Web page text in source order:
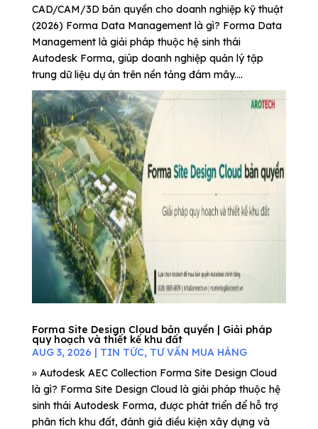
CAD/CAM/3D bản quyền cho doanh nghiệp kỹ thuật
(2026) Forma Data Management là gì? Forma Data
Management là giải pháp thuộc hệ sinh thái
Autodesk Forma, giúp doanh nghiệp quản lý tập
trung dữ liệu dự án trên nền tảng đám mây....
Forma Site Design Cloud bản quyền | Giải pháp
quy hoạch và thiết kế khu đất
AUG 3, 2026 | TIN TỨC, TƯ VẤN MUA HÀNG
» Autodesk AEC Collection Forma Site Design Cloud
là gì? Forma Site Design Cloud là giải pháp thuộc hệ
sinh thái Autodesk Forma, được phát triển để hỗ trợ
phân tích khu đất, đánh giá điều kiện xây dựng và